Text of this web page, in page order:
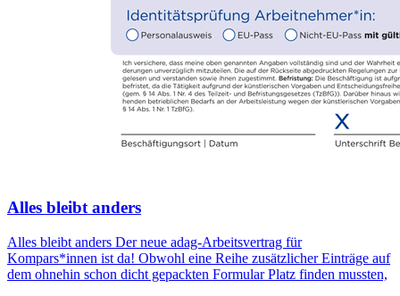
Alles bleibt anders
Alles bleibt anders Der neue adag-Arbeitsvertrag für
Kompars*innen ist da! Obwohl eine Reihe zusätzlicher Einträge auf
dem ohnehin schon dicht gepackten Formular Platz finden mussten,